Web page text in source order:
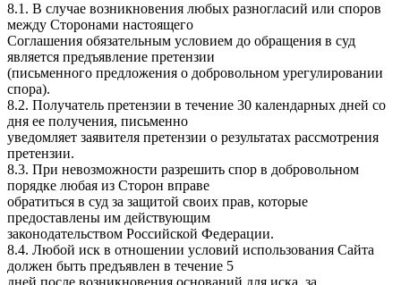
8.1. В случае возникновения любых разногласий или споров
между Сторонами настоящего
Соглашения обязательным условием до обращения в суд
является предъявление претензии
(письменного предложения о добровольном урегулировании
спора).
8.2. Получатель претензии в течение 30 календарных дней со
дня ее получения, письменно
уведомляет заявителя претензии о результатах рассмотрения
претензии.
8.3. При невозможности разрешить спор в добровольном
порядке любая из Сторон вправе
обратиться в суд за защитой своих прав, которые
предоставлены им действующим
законодательством Российской Федерации.
8.4. Любой иск в отношении условий использования Сайта
должен быть предъявлен в течение 5
дней после возникновения оснований для иска, за